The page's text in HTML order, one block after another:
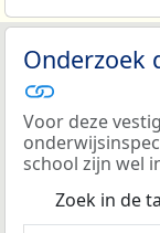
Onderzoek
Voor deze
school zijn wel
Zoek in de